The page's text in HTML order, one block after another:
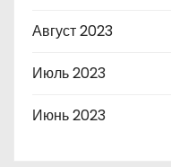
Август 2023
Июль 2023
Июнь 2023